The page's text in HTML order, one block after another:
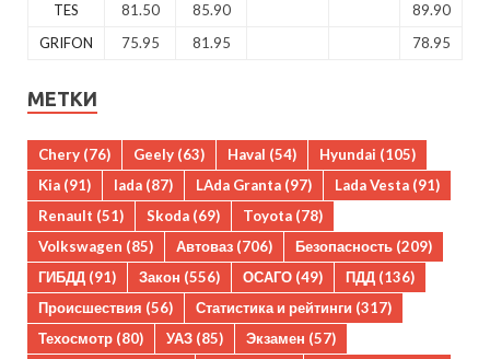
TES
81.50 85.90
89.90
GRIFON
75.95 81.95 78.95
МЕТКИ
Chery (76) Geely (63) Haval (54) Hyundai (105)
Kia (91) lada (87) LAda Granta (97) Lada Vesta (91)
Renault (51) Skoda (69) Toyota (78)
Volkswagen (85) Автоваз (706) Безопасность (209)
ГИБДД (91) Закон (556) ОСАГО (49) ПДД (136)
Происшествия (56) Статистика и рейтинги (317)
Техосмотр (80) УАЗ (85) Экзамен (57)